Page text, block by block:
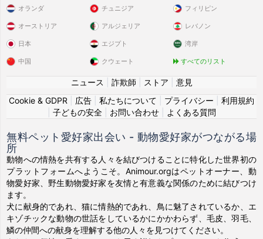
オランダ
オーストリア
日本
中国
チュニジア
アルジェリア
エジプト
クウェート
フィリピン
レバノン
湾岸
すべてのリスト
ニュース 詐欺師 ストア
意見
Cookie & GDPR
広告 私たちについて プライバシー
利用規約
子どもの安全| お問い合わせ| よくある質問
無料ペット愛好家出会い - 動物愛好家がつながる場
所
動物への情熱を共有する人々を結びつけることに特化した世界初の
プラットフォームへようこそ。Animour.orgはペットオーナー、動
物愛好家、野生動物愛好家を友情と有意義な関係のために結びつけ
ます。
犬に献身的であれ、猫に情熱的であれ、鳥に魅了されているか、エ
キゾチックな動物の世話をしているかにかかわらず、毛皮、羽毛、
鱗の仲間への献身を理解する他の人々を見つけてください。